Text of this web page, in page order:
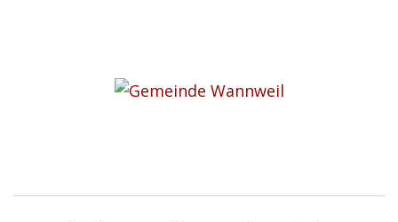
Wannweil bleibt „Gesunde